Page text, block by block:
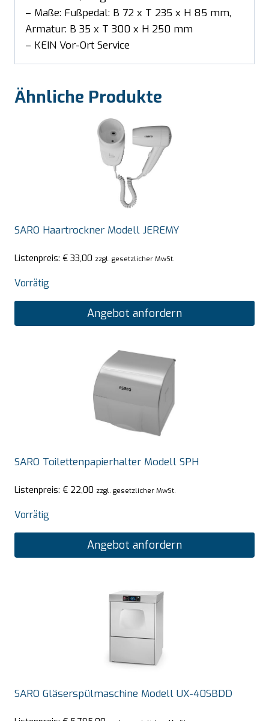
– Maße: Fußpedal: B 72 x T 235 x H 85 mm,
Armatur: B 35 x T 300 x H 250 mm
– KEIN Vor-Ort Service
Ähnliche Produkte
SARO Haartrockner Modell JEREMY
Listenpreis: € 33,00 zzgl. gesetzlicher MwSt.
Vorrätig
Angebot anfordern
SARO Toilettenpapierhalter Modell SPH
Listenpreis: € 22,00 zzgl. gesetzlicher MwSt.
Vorrätig
Angebot anfordern
SARO Gläserspülmaschine Modell UX-40SBDD